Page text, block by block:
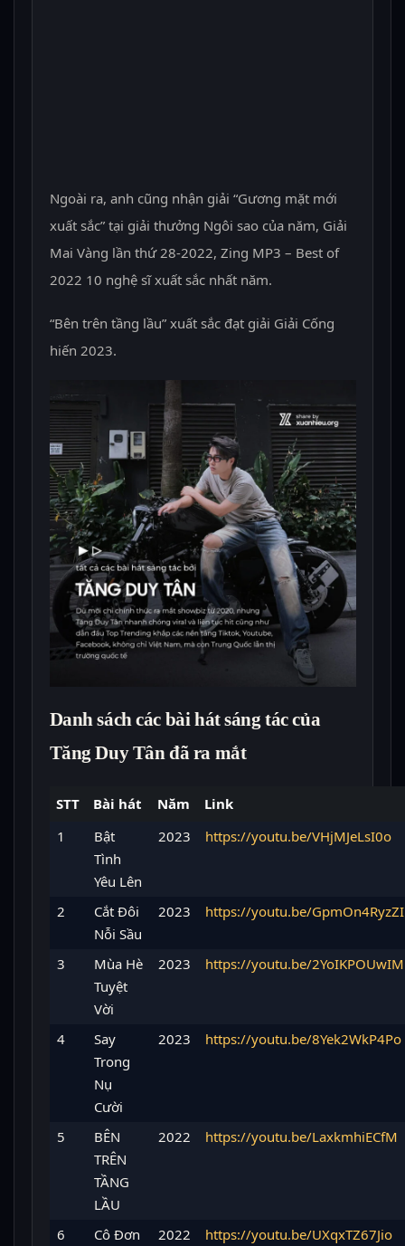
Ngoài ra, anh cũng nhận giải “Gương mặt mới
xuất sắc” tại giải thưởng Ngôi sao của năm, Giải
Mai Vàng lần thứ 28-2022, Zing MP3 – Best of
2022 10 nghệ sĩ xuất sắc nhất năm.
“Bên trên tầng lầu” xuất sắc đạt giải Giải Cống
hiến 2023.
Danh sách các bài hát sáng tác của
Tăng Duy Tân đã ra mắt
STT Bài hát Năm
Link
1
Bật
Tình
Yêu Lên
2023 https://youtu.be/VHjMJeLsI0o
2
Cắt Đôi
Nỗi Sầu
2023 https://youtu.be/GpmOn4RyzZI
3
Mùa Hè
Tuyệt
Vời
2023 https://youtu.be/2YoIKPOUwIM
4
Say
Trong
Nụ
Cười
2023 https://youtu.be/8Yek2WkP4Po
5
BÊN
TRÊN
TẦNG
LẦU
2022 https://youtu.be/LaxkmhiECfM
6
Cô Đơn
2022 https://youtu.be/UXqxTZ67Jio